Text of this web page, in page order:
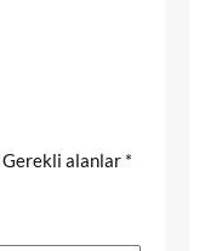
Gerekli alanlar *